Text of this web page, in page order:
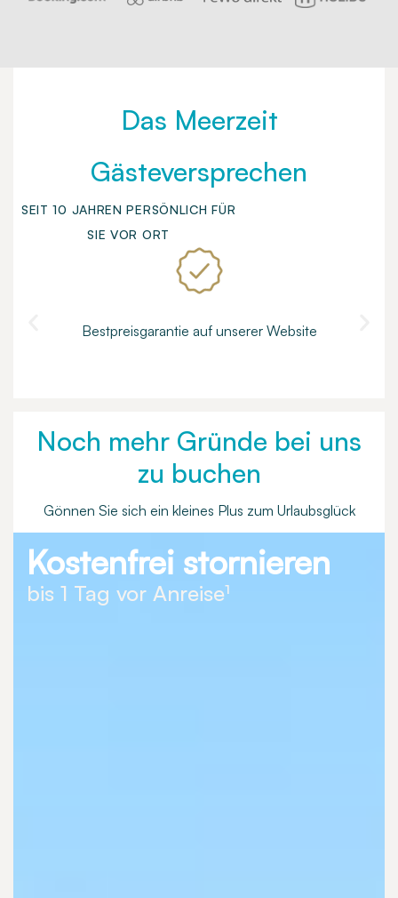
Das Meerzeit
Gästeversprechen
SEIT 10 JAHREN PERSÖNLICH FÜR
SIE VOR ORT
Bestpreisgarantie auf unserer Website
Noch mehr Gründe bei uns
zu buchen
Gönnen Sie sich ein kleines Plus zum Urlaubsglück
Kostenfrei stornieren
bis 1 Tag vor Anreise¹